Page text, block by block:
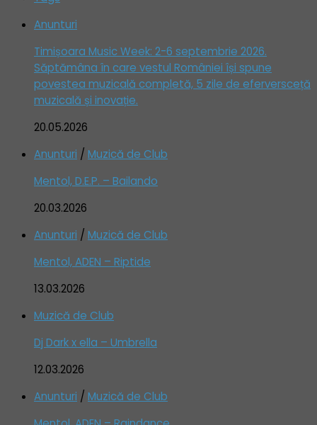
Anunturi
Timișoara Music Week: 2-6 septembrie 2026.
Săptămâna în care vestul României își spune
povestea muzicală completă, 5 zile de eferversceță
muzicală și inovație.
20.05.2026
Anunturi / Muzică de Club
Mentol, D.E.P. – Bailando
20.03.2026
Anunturi / Muzică de Club
Mentol, ADEN – Riptide
13.03.2026
Muzică de Club
Dj Dark x ella – Umbrella
12.03.2026
Anunturi / Muzică de Club